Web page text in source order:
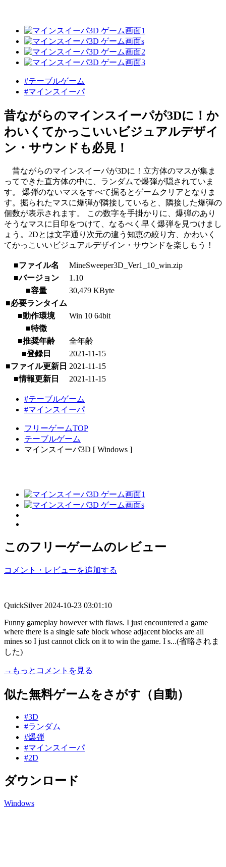
#テーブルゲーム
#マインスイーパ
昔ながらのマインスイーパが3Dに！か
わいくてかっこいいビジュアルデザイ
ン・サウンドも必見！
昔ながらのマインスイーパが3Dに！立方体のマスが集ま
ってできた直方体の中に、ランダムで爆弾が隠されていま
す。 爆弾のないマスをすべて掘るとゲームクリアとなりま
す。掘られたマスに爆弾が隣接していると、隣接した爆弾の
個数が表示されます。 この数字を手掛かりに、爆弾のあり
そうなマスに目印をつけて、なるべく早く爆弾を見つけまし
ょう。2Dとは文字通り次元の違う知恵の絞り方、かわいく
てかっこいいビジュアルデザイン・サウンドを楽しもう！
■ファイル名
MineSweeper3D_Ver1_10_win.zip
■バージョン
1.10
■容量
30,479 KByte
■必要ランタイム
■動作環境
Win 10 64bit
■特徴
■推奨年齢
全年齢
■登録日
2021-11-15
■ファイル更新日 2021-11-15
■情報更新日
2021-11-15
#テーブルゲーム
#マインスイーパ
フリーゲームTOP
テーブルゲーム
マインスイーパ3D [ Windows ]
このフリーゲームのレビュー
コメント・レビューを追加する
QuickSilver 2024-10-23 03:01:10
Funny gameplay however with flaws. I just encountered a game
where there is a single safe block whose adjacent blocks are all
mines so I just cannot click on it to win the game. I s...(省略されま
した)
→もっとコメントを見る
似た無料ゲームをさがす（自動）
#3D
#ランダム
#爆弾
#マインスイーパ
#2D
ダウンロード
Windows